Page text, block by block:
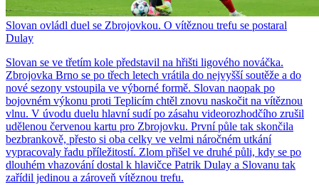
Slovan ovládl duel se Zbrojovkou. O vítěznou trefu se postaral
Dulay
Slovan se ve třetím kole představil na hřišti ligového nováčka.
Zbrojovka Brno se po třech letech vrátila do nejvyšší soutěže a do
nové sezony vstoupila ve výborné formě. Slovan naopak po
bojovném výkonu proti Teplicím chtěl znovu naskočit na vítěznou
vlnu. V úvodu duelu hlavní sudí po zásahu videorozhodčího zrušil
udělenou červenou kartu pro Zbrojovku. První půle tak skončila
bezbrankově, přesto si oba celky ve velmi náročném utkání
vypracovaly řadu příležitostí. Zlom přišel ve druhé půli, kdy se po
dlouhém vhazování dostal k hlavičce Patrik Dulay a Slovanu tak
zařídil jedinou a zároveň vítěznou trefu.